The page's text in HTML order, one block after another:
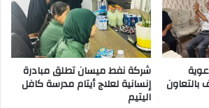
بالتعاون
شركة نفط ميسان تطلق مبادرة
إنسانية لعلاج أيتام مدرسة كافل
اليتيم